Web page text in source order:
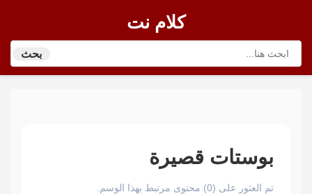
كلام نت
بحث
بوستات قصيرة
تم العثور على (0) محتوى مرتبط بهذا الوسم.